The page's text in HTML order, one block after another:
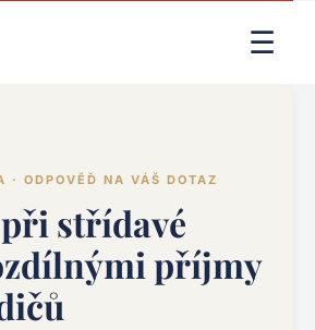
☰
· ODPOVĚĎ NA VÁŠ DOTAZ
střídavé
příjmy